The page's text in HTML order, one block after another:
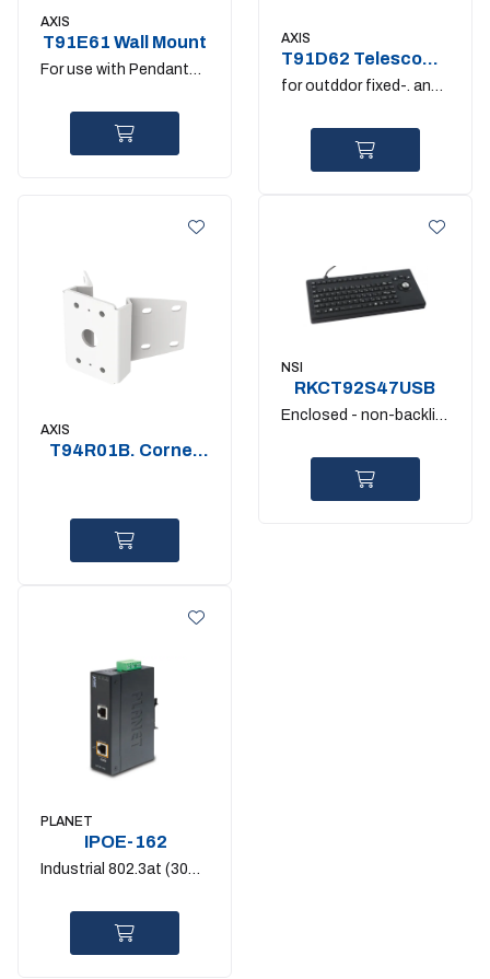
AXIS
T91E61 Wall Mount
For use with Pendant
AXIS
T91D62 Telescopic
Parapet Mount
for outddor fixed-. and
AXIS
T94R01B. Corner
NSI
RKCT92S47USB
Enclosed - non-backlit
PLANET
IPOE-162
Industrial 802.3at (30W)